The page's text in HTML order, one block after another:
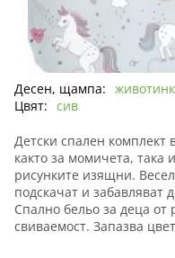
Десен, щампа:
Цвят: сив
Детски спален
както за момичета, така
рисунките изящни.
подскачат и забавляват
Спално бельо за деца от
свиваемост. Запазва